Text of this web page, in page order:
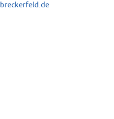
breckerfeld.de